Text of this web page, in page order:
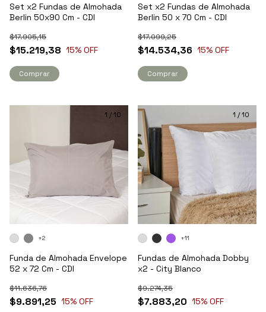
Set x2 Fundas de Almohada
Berlin 50x90 Cm - CDI
$15.219,38
$17.905,15
15% OFF
Comprar
Set x2 Fundas de Almohada
Berlin 50 x 70 Cm - CDI
$14.534,36
$17.099,25
15% OFF
Comprar
1 /10
Funda de Almohada Envelope
52 x 72 Cm - CDI
$9.891,25
$11.636,76
15% OFF
+2
1 /10
Fundas de Almohada Dobby
x2 - City Blanco
$7.883,20
$9.274,35
15% OFF
+11